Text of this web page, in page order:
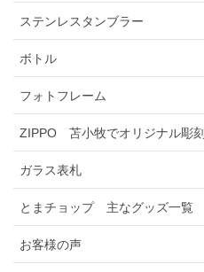
ステンレスタンブラー
ボトル
フォトフレーム
ZIPPO 苫小牧でオリジナル彫刻
ガラス表札
とまチョップ 主なグッズ一覧
お客様の声